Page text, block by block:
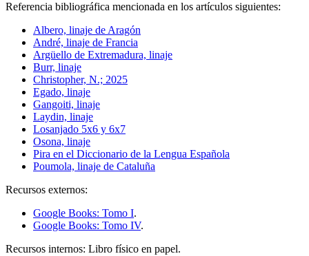
Referencia bibliográfica mencionada en los artículos siguientes:
Albero, linaje de Aragón
André, linaje de Francia
Argüello de Extremadura, linaje
Burr, linaje
Christopher, N.; 2025
Egado, linaje
Gangoiti, linaje
Laydin, linaje
Losanjado 5x6 y 6x7
Osona, linaje
Pira en el Diccionario de la Lengua Española
Poumola, linaje de Cataluña
Recursos externos:
Google Books: Tomo I.
Google Books: Tomo IV.
Recursos internos: Libro físico en papel.